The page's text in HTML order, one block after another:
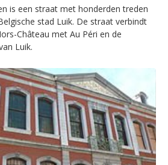
is een straat met honderden treden
stad Luik. De straat verbindt
Château met Au Péri en de
Luik.